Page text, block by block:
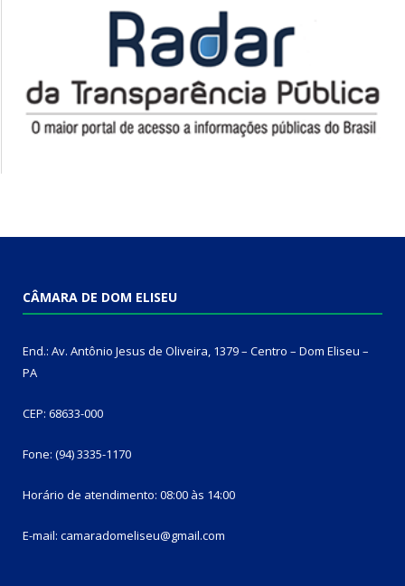
CÂMARA DE DOM ELISEU
End.: Av. Antônio Jesus de Oliveira, 1379 – Centro – Dom Eliseu –
PA
CEP: 68633-000
Fone: (94) 3335-1170
Horário de atendimento: 08:00 às 14:00
E-mail: camaradomeliseu@gmail.com